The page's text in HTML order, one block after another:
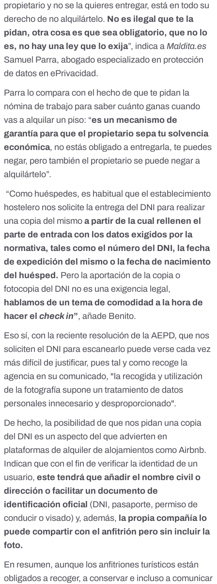
propietario y no se la quieres entregar, está en todo su
derecho de no alquilártelo. No es ilegal que te la
pidan, otra cosa es que sea obligatorio, que no lo
es, no hay una ley que lo exija”, indica a Maldita.es
Samuel Parra, abogado especializado en protección
de datos en ePrivacidad.
Parra lo compara con el hecho de que te pidan la
nómina de trabajo para saber cuánto ganas cuando
vas a alquilar un piso: “es un mecanismo de
garantía para que el propietario sepa tu solvencia
económica, no estás obligado a entregarla, te puedes
negar, pero también el propietario se puede negar a
alquilártelo”.
“Como huéspedes, es habitual que el establecimiento
hostelero nos solicite la entrega del DNI para realizar
una copia del mismo a partir de la cual rellenen el
parte de entrada con los datos exigidos por la
normativa, tales como el número del DNI, la fecha
de expedición del mismo o la fecha de nacimiento
del huésped. Pero la aportación de la copia o
fotocopia del DNI no es una exigencia legal,
hablamos de un tema de comodidad a la hora de
hacer el check in”, añade Benito.
Eso sí, con la reciente resolución de la AEPD, que nos
soliciten el DNI para escanearlo puede verse cada vez
más difícil de justificar, pues tal y como recoge la
agencia en su comunicado, "la recogida y utilización
de la fotografía supone un tratamiento de datos
personales innecesario y desproporcionado".
De hecho, la posibilidad de que nos pidan una copia
del DNI es un aspecto del que advierten en
plataformas de alquiler de alojamientos como Airbnb.
Indican que con el fin de verificar la identidad de un
usuario, este tendrá que añadir el nombre civil o
dirección o facilitar un documento de
identificación oficial (DNI, pasaporte, permiso de
conducir o visado) y, además, la propia compañía lo
puede compartir con el anfitrión pero sin incluir la
foto.
En resumen, aunque los anfitriones turísticos están
obligados a recoger, a conservar e incluso a comunicar